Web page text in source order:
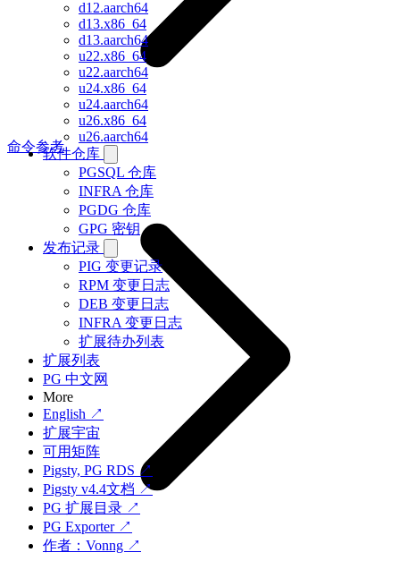
d12.aarch64
d13.x86_64
d13.aarch64
u22.x86_64
u22.aarch64
u24.x86_64
u24.aarch64
u26.x86_64
u26.aarch64
软件仓库
PGSQL 仓库
INFRA 仓库
PGDG 仓库
GPG 密钥
发布记录
PIG 变更记录
RPM 变更日志
DEB 变更日志
INFRA 变更日志
扩展待办列表
扩展列表
PG 中文网
More
English ↗
扩展宇宙
可用矩阵
Pigsty, PG RDS ↗
Pigsty v4.4文档 ↗
PG 扩展目录 ↗
PG Exporter ↗
作者：Vonng ↗
命令参考